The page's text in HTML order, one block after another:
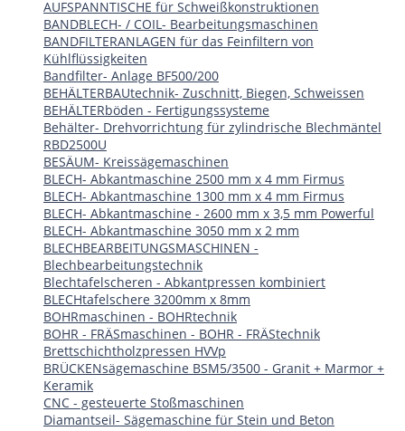
AUFSPANNTISCHE für Schweißkonstruktionen
BANDBLECH- / COIL- Bearbeitungsmaschinen
BANDFILTERANLAGEN für das Feinfiltern von
Kühlflüssigkeiten
Bandfilter- Anlage BF500/200
BEHÄLTERBAUtechnik- Zuschnitt, Biegen, Schweissen
BEHÄLTERböden - Fertigungssysteme
Behälter- Drehvorrichtung für zylindrische Blechmäntel
RBD2500U
BESÄUM- Kreissägemaschinen
BLECH- Abkantmaschine 2500 mm x 4 mm Firmus
BLECH- Abkantmaschine 1300 mm x 4 mm Firmus
BLECH- Abkantmaschine - 2600 mm x 3,5 mm Powerful
BLECH- Abkantmaschine 3050 mm x 2 mm
BLECHBEARBEITUNGSMASCHINEN -
Blechbearbeitungstechnik
Blechtafelscheren - Abkantpressen kombiniert
BLECHtafelschere 3200mm x 8mm
BOHRmaschinen - BOHRtechnik
BOHR - FRÄSmaschinen - BOHR - FRÄStechnik
Brettschichtholzpressen HVVp
BRÜCKENsägemaschine BSM5/3500 - Granit + Marmor +
Keramik
CNC - gesteuerte Stoßmaschinen
Diamantseil- Sägemaschine für Stein und Beton